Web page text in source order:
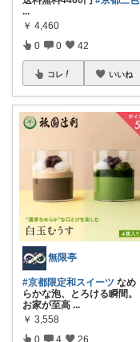
...
￥ 4,460
0 0 42
コレ いいね
無限亭
#京都限定和スイーツ なめ
らかな泡、とろける瞬間。
お家が至高 ...
￥ 3,558
0 4 26